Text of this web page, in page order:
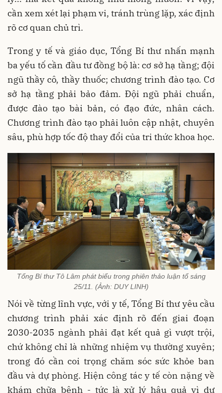
cần xem xét lại phạm vi, tránh trùng lặp, xác định
rõ cơ quan chủ trì.
Trong y tế và giáo dục, Tổng Bí thư nhấn mạnh
ba yếu tố cần đầu tư đồng bộ là: cơ sở hạ tầng; đội
ngũ thầy cô, thầy thuốc; chương trình đào tạo. Cơ
sở hạ tầng phải bảo đảm. Đội ngũ phải chuẩn,
được đào tạo bài bản, có đạo đức, nhân cách.
Chương trình đào tạo phải luôn cập nhật, chuyên
sâu, phù hợp tốc độ thay đổi của tri thức khoa học.
Tổng Bí thư Tô Lâm phát biểu trong phiên thảo luận tổ sáng
25/11. (Ảnh: DUY LINH)
Nói về từng lĩnh vực, với y tế, Tổng Bí thư yêu cầu
chương trình phải xác định rõ đến giai đoạn
2030-2035 ngành phải đạt kết quả gì vượt trội,
chứ không chỉ là những nhiệm vụ thường xuyên;
trong đó cần coi trọng chăm sóc sức khỏe ban
đầu và dự phòng. Hiện công tác y tế còn nặng về
khám chữa bệnh - tức là xử lý hậu quả vì dự